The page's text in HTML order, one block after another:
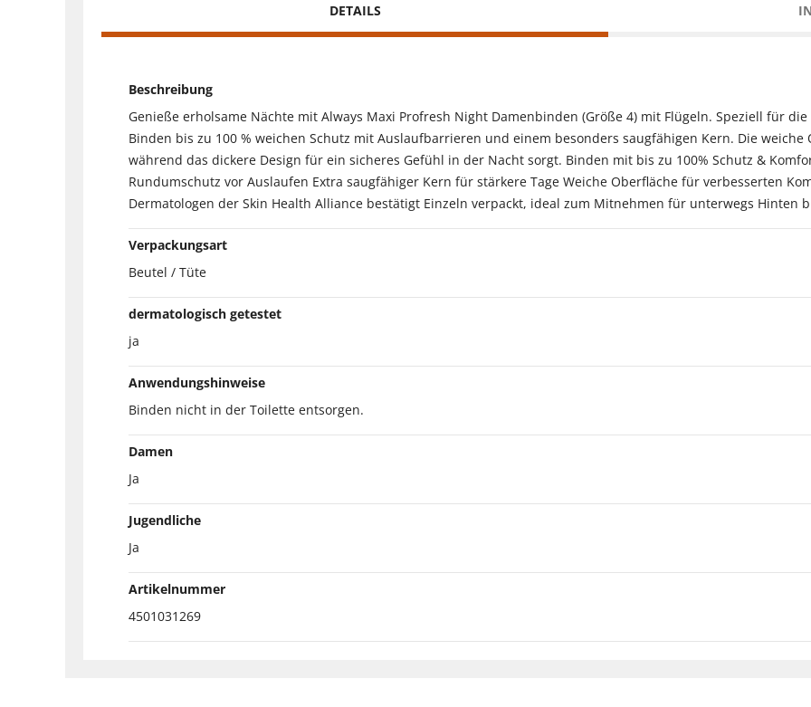
DETAILS
Beschreibung
Genieße erholsame Nächte mit Always Maxi Profresh Night Damenbinden (Größe 4) mit Flügeln. Speziell für
Binden bis zu 100 % weichen Schutz mit Auslaufbarrieren und einem besonders saugfähigen Kern. Die
während das dickere Design für ein sicheres Gefühl in der Nacht sorgt. Binden mit bis zu 100% Schutz &
Rundumschutz vor Auslaufen Extra saugfähiger Kern für stärkere Tage Weiche Oberfläche für verbesserten
Dermatologen der Skin Health Alliance bestätigt Einzeln verpackt, ideal zum Mitnehmen für unterwegs Hinten
Verpackungsart
Beutel / Tüte
dermatologisch getestet
ja
Anwendungshinweise
Binden nicht in der Toilette entsorgen.
Damen
Ja
Jugendliche
Ja
Artikelnummer
4501031269